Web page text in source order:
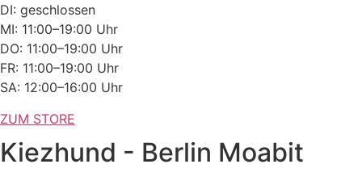
DI: geschlossen
MI: 11:00–19:00 Uhr
DO: 11:00–19:00 Uhr
FR: 11:00–19:00 Uhr
SA: 12:00–16:00 Uhr
ZUM STORE
Kiezhund - Berlin Moabit